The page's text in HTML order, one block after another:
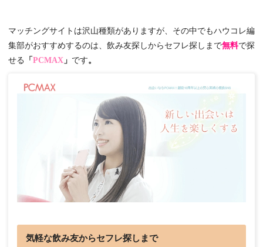
マッチングサイトは沢山種類がありますが、その中でもハウコレ編
集部がおすすめするのは、飲み友探しからセフレ探しまで無料で探
せる
「 PCMAX 」 です。
気軽な飲み友からセフレ探しまで